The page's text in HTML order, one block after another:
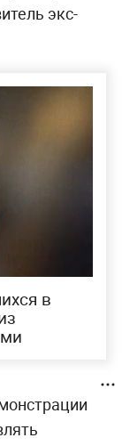
экс-
в